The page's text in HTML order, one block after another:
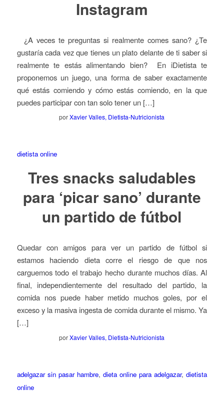
Instagram
¿A veces te preguntas si realmente comes sano? ¿Te
gustaría cada vez que tienes un plato delante de ti saber si
realmente te estás alimentando bien? En iDietista te
proponemos un juego, una forma de saber exactamente
qué estás comiendo y cómo estás comiendo, en la que
puedes participar con tan solo tener un […]
porXavier Valles, Dietista-Nutricionista
dietista online
Tres snacks saludables
para ‘picar sano’ durante
un partido de fútbol
Quedar con amigos para ver un partido de fútbol si
estamos haciendo dieta corre el riesgo de que nos
carguemos todo el trabajo hecho durante muchos días. Al
final, independientemente del resultado del partido, la
comida nos puede haber metido muchos goles, por el
exceso y la masiva ingesta de comida durante el mismo. Ya
[…]
porXavier Valles, Dietista-Nutricionista
adelgazar sin pasar hambre,dieta online para adelgazar,dietista
online